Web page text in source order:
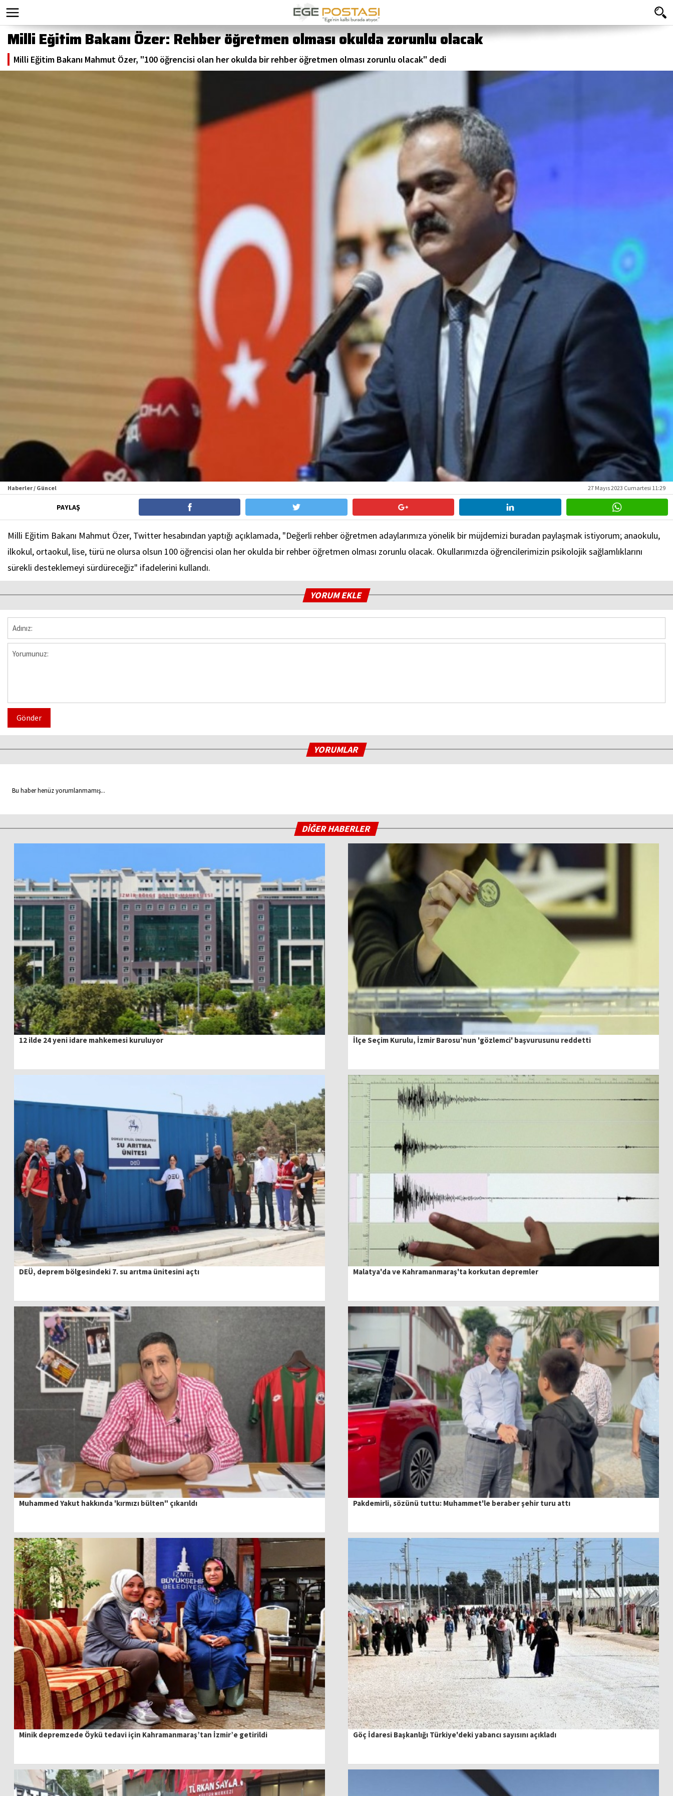
Milli Eğitim Bakanı Özer: Rehber öğretmen olması okulda zorunlu olacak
Milli Eğitim Bakanı Mahmut Özer, "100 öğrencisi olan her okulda bir rehber öğretmen olması zorunlu olacak" dedi
Haberler / Güncel 27 Mayıs 2023 Cumartesi 11:29
PAYLAŞ
Milli Eğitim Bakanı Mahmut Özer, Twitter hesabından yaptığı açıklamada, "Değerli rehber öğretmen adaylarımıza yönelik bir müjdemizi buradan paylaşmak istiyorum; anaokulu,
ilkokul, ortaokul, lise, türü ne olursa olsun 100 öğrencisi olan her okulda bir rehber öğretmen olması zorunlu olacak. Okullarımızda öğrencilerimizin psikolojik sağlamlıklarını
sürekli desteklemeyi sürdüreceğiz" ifadelerini kullandı.
YORUM EKLE
Gönder
YORUMLAR
Bu haber henüz yorumlanmamış...
DİĞER HABERLER
12 ilde 24 yeni idare mahkemesi kuruluyor İlçe Seçim Kurulu, İzmir Barosu’nun 'gözlemci' başvurusunu reddetti
DEÜ, deprem bölgesindeki 7. su arıtma ünitesini açtı Malatya'da ve Kahramanmaraş'ta korkutan depremler
Muhammed Yakut hakkında 'kırmızı bülten" çıkarıldı Pakdemirli, sözünü tuttu: Muhammet'le beraber şehir turu attı
Minik depremzede Öykü tedavi için Kahramanmaraş’tan İzmir’e getirildi Göç İdaresi Başkanlığı Türkiye'deki yabancı sayısını açıkladı